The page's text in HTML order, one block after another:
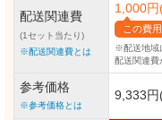
配送関連費
(1セット当たり)
※配送関連費とは
1,000
この費
※配送地域
配送関連費
参考価格
※参考価格とは
9,333円